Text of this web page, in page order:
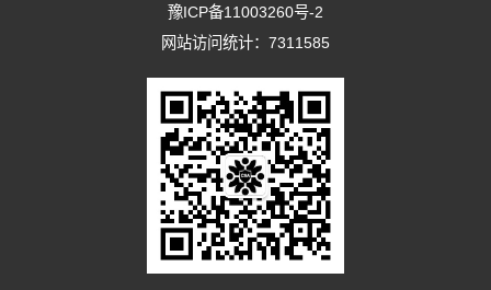
豫ICP备11003260号-2
网站访问统计：7311585